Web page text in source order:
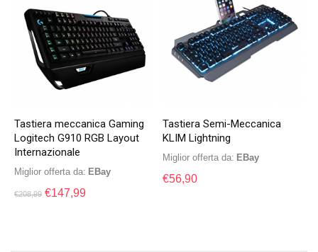
Tastiera meccanica Gaming
Logitech G910 RGB Layout
Internazionale
Miglior offerta da: eBay
€208,99 €147,99
Tastiera Semi-Meccanica
KLIM Lightning
Miglior offerta da: eBay
€56,90